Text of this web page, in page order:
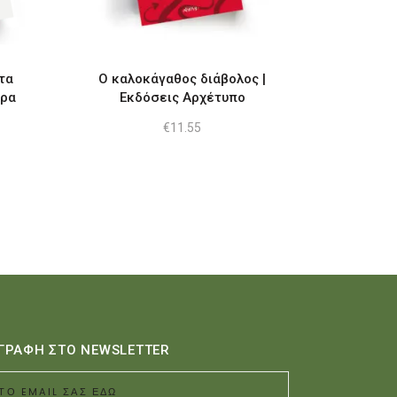
Ο καλοκάγαθος διάβολος |
Εκδόσεις Αρχέτυπο
€11.55
ΣΤΟ NEWSLETTER